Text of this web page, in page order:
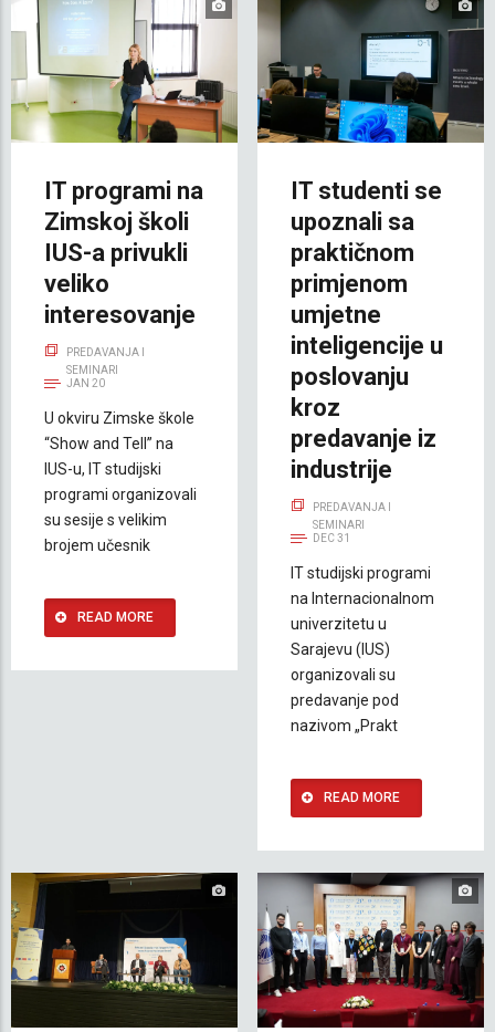
IT programi na
Zimskoj školi
IUS-a privukli
veliko
interesovanje
PREDAVANJA I
SEMINARI
JAN 20
U okviru Zimske škole
“Show and Tell” na
IUS-u, IT studijski
programi organizovali
su sesije s velikim
brojem učesnik
READ MORE
IT studenti se
upoznali sa
praktičnom
primjenom
umjetne
inteligencije u
poslovanju
kroz
predavanje iz
industrije
PREDAVANJA I
SEMINARI
DEC 31
IT studijski programi
na Internacionalnom
univerzitetu u
Sarajevu (IUS)
organizovali su
predavanje pod
nazivom „Prakt
READ MORE